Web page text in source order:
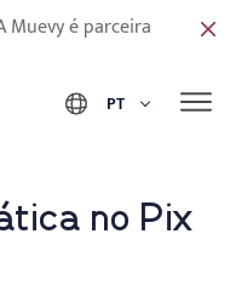
Muevy é parceira
PT
no Pix